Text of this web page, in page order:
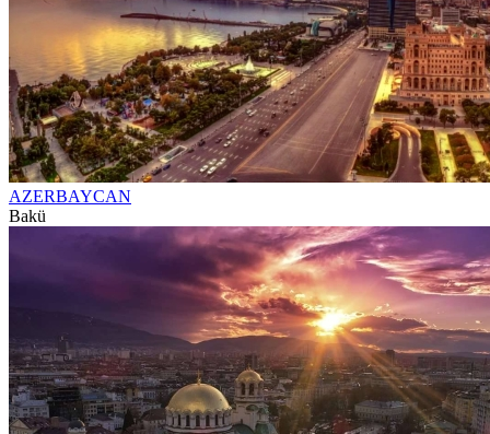
AZERBAYCAN
Bakü